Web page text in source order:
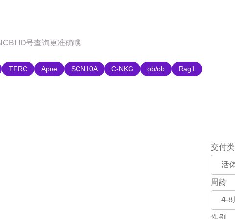
TFRC Apoe SCN10A C-NKG ob/ob Rag1
交付
周龄
性别